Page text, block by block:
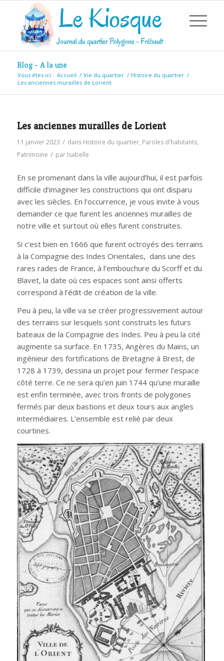
Blog - A la une
Vous êtes ici : Accueil / Vie du quartier / Histoire du quartier /
Les anciennes murailles de Lorient
Les anciennes murailles de Lorient
11 janvier 2023 / dans Histoire du quartier, Paroles d'habitants,
Patrimoine / par Isabelle
En se promenant dans la ville aujourd’hui, il est parfois
difficile d’imaginer les constructions qui ont disparu
avec les siècles. En l’occurrence, je vous invite à vous
demander ce que furent les anciennes murailles de
notre ville et surtout où elles furent construites.
Si c’est bien en 1666 que furent octroyés des terrains
à la Compagnie des Indes Orientales, dans une des
rares rades de France, à l’embouchure du Scorff et du
Blavet, la date où ces espaces sont ainsi offerts
correspond à l’édit de création de la ville.
Peu à peu, la ville va se créer progressivement autour
des terrains sur lesquels sont construits les futurs
bateaux de la Compagnie des Indes. Peu à peu la cité
augmente sa surface. En 1735, Angères du Mains, un
ingénieur des fortifications de Bretagne à Brest, de
1728 à 1739, dessina un projet pour fermer l’espace
côté terre. Ce ne sera qu’en juin 1744 qu’une muraille
est enfin terminée, avec trois fronts de polygones
fermés par deux bastions et deux tours aux angles
intermédiaires. L’ensemble est relié par deux
courtines.